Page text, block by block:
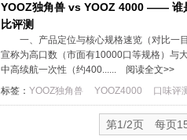
YOOZ独角兽 vs YOOZ 4000 —— 谁
比评测
一、产品定位与核心规格速览（对比一
宣称为高口数（市面有10000口等规格）与
中高续航一次性（约400......
阅读全文>>
标签： YOOZ独角兽 YOOZ4000 口味评
第1/2页 每页